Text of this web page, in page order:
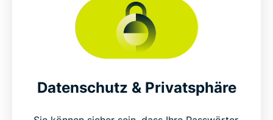
Datenschutz & Privatsphäre